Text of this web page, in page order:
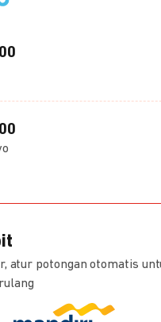
atur potongan otomatis